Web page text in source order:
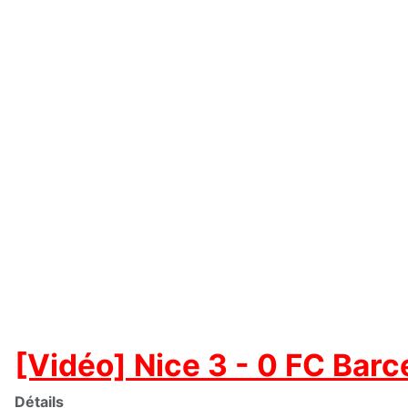
[Vidéo] Nice 3 - 0 FC
Détails